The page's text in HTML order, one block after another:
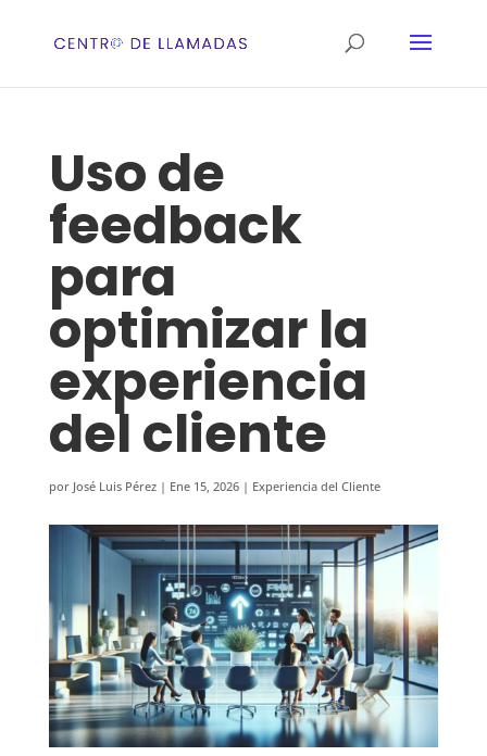
Uso de
feedback
para
optimizar la
experiencia
del cliente
por José Luis Pérez| Ene 15, 2026| Experiencia del Cliente